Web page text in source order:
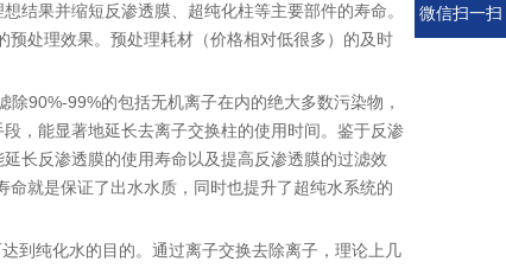
结果并缩短反渗透膜、超纯化柱等主要部件的寿命。
处理效果。预处理耗材（价格相对低很多）的及时
90%-99%的包括无机离子在内的绝大多数污染物，
，能显著地延长去离子交换柱的使用时间。鉴于反渗
长反渗透膜的使用寿命以及提高反渗透膜的过滤效
就是保证了出水水质，同时也提升了超纯水系统的
到纯化水的目的。通过离子交换去除离子，理论上几
微信扫一扫